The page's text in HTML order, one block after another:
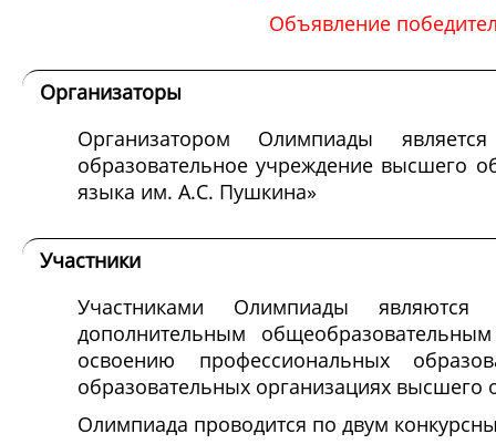
Объявление
Организаторы
Организатором Олимпиады
образовательное учреждение высшего
языка им. А.С. Пушкина»
Участники
Участниками Олимпиады
дополнительным
освоению профессиональных
образовательных организациях
Олимпиада проводится по двум